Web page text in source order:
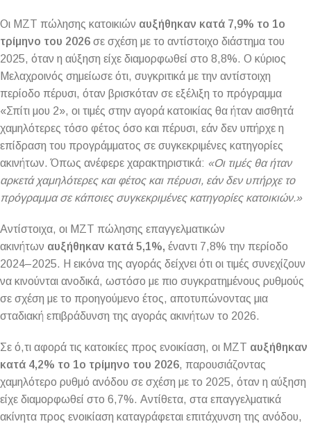
Οι ΜΖΤ πώλησης κατοικιών αυξήθηκαν κατά 7,9% το 1ο
τρίμηνο του 2026 σε σχέση με το αντίστοιχο διάστημα του
2025, όταν η αύξηση είχε διαμορφωθεί στο 8,8%. Ο κύριος
Μελαχροινός σημείωσε ότι, συγκριτικά με την αντίστοιχη
περίοδο πέρυσι, όταν βρισκόταν σε εξέλιξη το πρόγραμμα
«Σπίτι μου 2», οι τιμές στην αγορά κατοικίας θα ήταν αισθητά
χαμηλότερες τόσο φέτος όσο και πέρυσι, εάν δεν υπήρχε η
επίδραση του προγράμματος σε συγκεκριμένες κατηγορίες
ακινήτων. Όπως ανέφερε χαρακτηριστικά: «Οι τιμές θα ήταν
αρκετά χαμηλότερες και φέτος και πέρυσι, εάν δεν υπήρχε το
πρόγραμμα σε κάποιες συγκεκριμένες κατηγορίες κατοικιών.»
Αντίστοιχα, οι ΜΖΤ πώλησης επαγγελματικών
ακινήτων αυξήθηκαν κατά 5,1%, έναντι 7,8% την περίοδο
2024–2025. Η εικόνα της αγοράς δείχνει ότι οι τιμές συνεχίζουν
να κινούνται ανοδικά, ωστόσο με πιο συγκρατημένους ρυθμούς
σε σχέση με το προηγούμενο έτος, αποτυπώνοντας μια
σταδιακή επιβράδυνση της αγοράς ακινήτων το 2026.
Σε ό,τι αφορά τις κατοικίες προς ενοικίαση, οι ΜΖΤ αυξήθηκαν
κατά 4,2% το 1ο τρίμηνο του 2026, παρουσιάζοντας
χαμηλότερο ρυθμό ανόδου σε σχέση με το 2025, όταν η αύξηση
είχε διαμορφωθεί στο 6,7%. Αντίθετα, στα επαγγελματικά
ακίνητα προς ενοικίαση καταγράφεται επιτάχυνση της ανόδου,